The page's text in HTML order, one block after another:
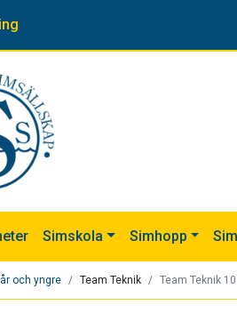
Simskola Simhopp
och yngre Team Teknik Team Teknik